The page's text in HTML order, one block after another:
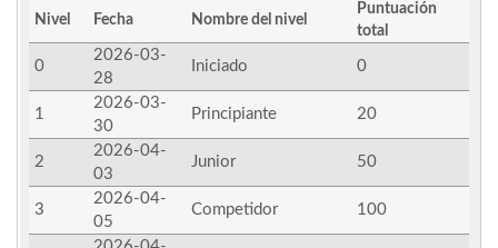
Nivel Fecha Nombre del nivel
Puntuación
total
0
2026-03-
28
Iniciado 0
1
2026-03-
30
Principiante 20
2
2026-04-
03
Junior 50
3
2026-04-
05
Competidor 100